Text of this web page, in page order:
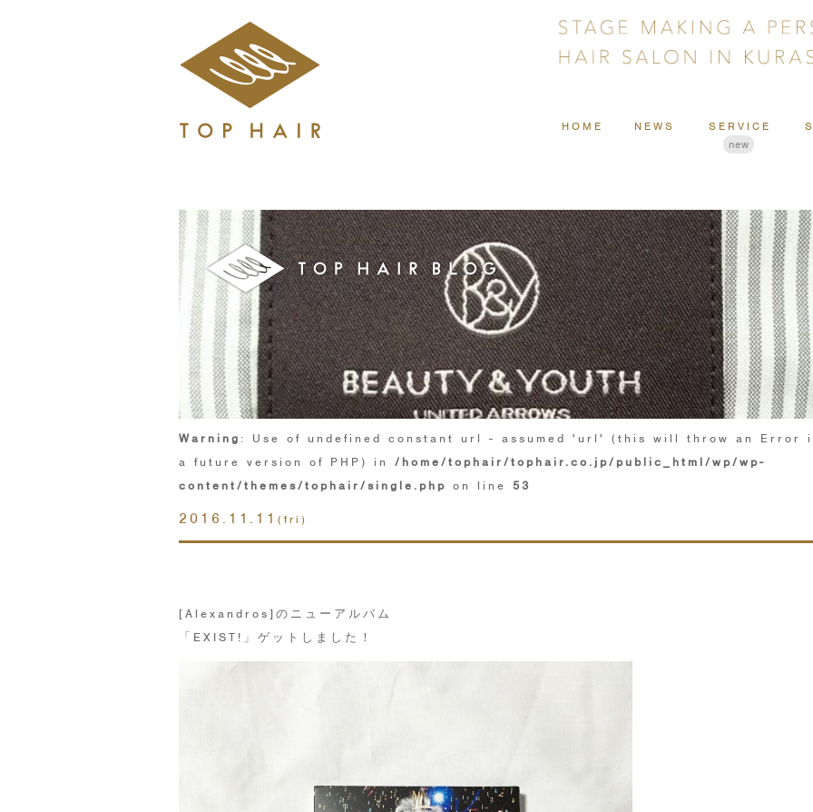
HOME NEWS
SERVICE
new
Warning : Use of undefined constant url - assumed 'url' (this will throw an Error
a future version of PHP) in /home/tophair/tophair.co.jp/public_html/wp/wp-
content/themes/tophair/single.php on line 53
2016.11.11 (fri)
[Alexandros]のニューアルバム
「EXIST!」ゲットしました！